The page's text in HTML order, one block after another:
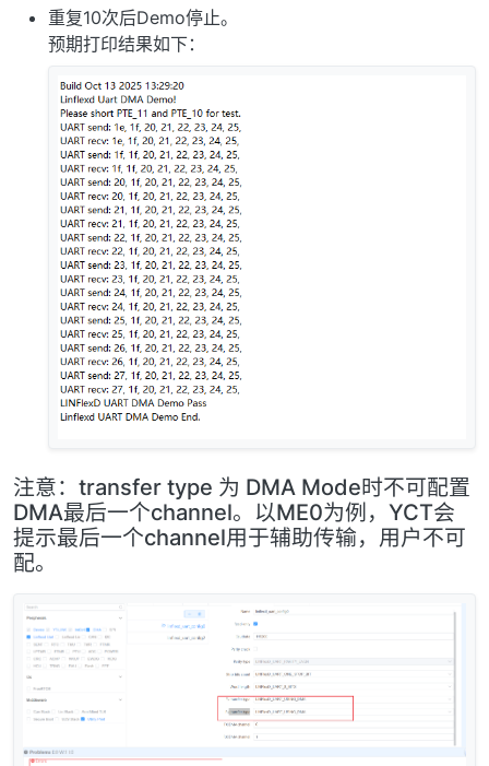
重复10次后Demo停止。
预期打印结果如下：
注意：transfer type 为 DMA Mode时不可配置
DMA最后一个channel。以ME0为例，YCT会
提示最后一个channel用于辅助传输，用户不可
配。